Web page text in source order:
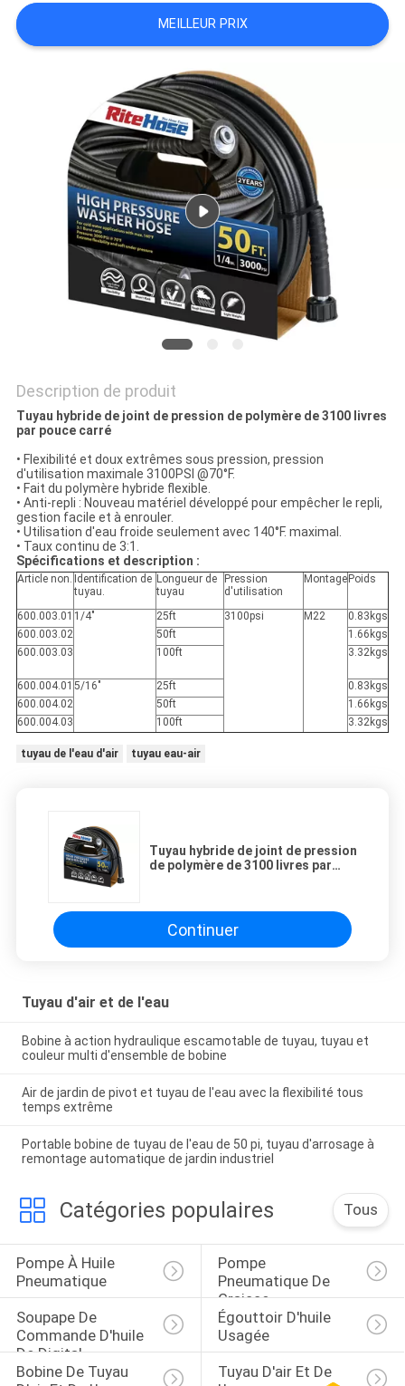
NOUS
CONTACTER
NOUVELLES
DEMANDER
DEVIS
PRIVACY
POLICY
MEILLEUR PRIX
Description de produit
Tuyau hybride de joint de pression de polymère de 3100 livres
par pouce carré
• Flexibilité et doux extrêmes sous pression, pression
d'utilisation maximale 3100PSI @70°F.
• Fait du polymère hybride flexible.
• Anti-repli : Nouveau matériel développé pour empêcher le repli,
gestion facile et à enrouler.
• Utilisation d'eau froide seulement avec 140°F. maximal.
• Taux continu de 3:1.
Spécifications et description :
Article non. Identification de
tuyau.
Longueur de
tuyau
Pression
d'utilisation
Montage Poids
600.003.01 1/4" 25ft 3100psi M22
0.83kgs
600.003.02
50ft
1.66kgs
600.003.03
100ft 3.32kgs
600.004.01 5/16" 25ft
0.83kgs
600.004.02
50ft
1.66kgs
600.004.03
100ft 3.32kgs
tuyau de l'eau d'air tuyau eau-air
Tuyau hybride de joint de pression
de polymère de 3100 livres par
Continuer
Tuyau d'air et de l'eau
Bobine à action hydraulique escamotable de tuyau, tuyau et
couleur multi d'ensemble de bobine
Air de jardin de pivot et tuyau de l'eau avec la flexibilité tous
temps extrême
Portable bobine de tuyau de l'eau de 50 pi, tuyau d'arrosage à
remontage automatique de jardin industriel
Catégories populaires Tous
Pompe À Huile
Pneumatique
Pompe
Pneumatique De
Graisse
Soupape De
Commande D'huile
De Digital
Égouttoir D'huile
Usagée
Bobine De Tuyau
Tuyau D'air Et De